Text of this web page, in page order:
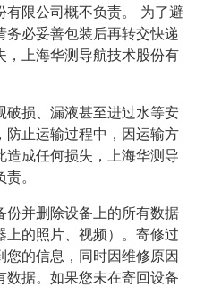
有限公司概不负责。 为了避
务必妥善包装后再转交快递
，上海华测导航技术股份有
破损、漏液甚至进过水等安
防止运输过程中，因运输方
成任何损失，上海华测导
。
份并删除设备上的所有数据
上的照片、视频）。寄修过
的信息，同时因维修原因
据。如果您未在寄回设备